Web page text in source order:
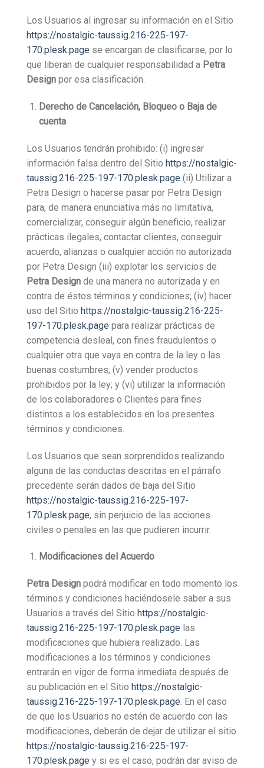
Los Usuarios al ingresar su información en el Sitio
https://nostalgic-taussig.216-225-197-
170.plesk.page se encargan de clasificarse, por lo
que liberan de cualquier responsabilidad a Petra
Design por esa clasificación.
Derecho de Cancelación, Bloqueo o Baja de
cuenta
Los Usuarios tendrán prohibido: (i) ingresar
información falsa dentro del Sitio https://nostalgic-
taussig.216-225-197-170.plesk.page (ii) Utilizar a
Petra Design o hacerse pasar por Petra Design
para, de manera enunciativa más no limitativa,
comercializar, conseguir algún beneficio, realizar
prácticas ilegales, contactar clientes, conseguir
acuerdo, alianzas o cualquier acción no autorizada
por Petra Design (iii) explotar los servicios de
Petra Design de una manera no autorizada y en
contra de éstos términos y condiciones; (iv) hacer
uso del Sitio https://nostalgic-taussig.216-225-
197-170.plesk.page para realizar prácticas de
competencia desleal, con fines fraudulentos o
cualquier otra que vaya en contra de la ley o las
buenas costumbres; (v) vender productos
prohibidos por la ley; y (vi) utilizar la información
de los colaboradores o Clientes para fines
distintos a los establecidos en los presentes
términos y condiciones.
Los Usuarios que sean sorprendidos realizando
alguna de las conductas descritas en el párrafo
precedente serán dados de baja del Sitio
https://nostalgic-taussig.216-225-197-
170.plesk.page, sin perjuicio de las acciones
civiles o penales en las que pudieren incurrir.
Modificaciones del Acuerdo
Petra Design podrá modificar en todo momento los
términos y condiciones haciéndosele saber a sus
Usuarios a través del Sitio https://nostalgic-
taussig.216-225-197-170.plesk.page las
modificaciones que hubiera realizado. Las
modificaciones a los términos y condiciones
entrarán en vigor de forma inmediata después de
su publicación en el Sitio https://nostalgic-
taussig.216-225-197-170.plesk.page. En el caso
de que los Usuarios no estén de acuerdo con las
modificaciones, deberán de dejar de utilizar el sitio
https://nostalgic-taussig.216-225-197-
170.plesk.page y si es el caso, podrán dar aviso de